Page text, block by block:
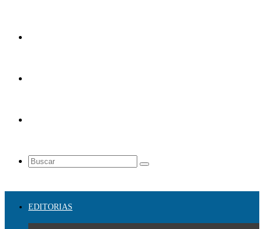
EDITORIAS